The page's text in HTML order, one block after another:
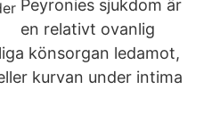
Peyronies sjukdom är
en relativt ovanlig
könsorgan ledamot,
kurvan under intima